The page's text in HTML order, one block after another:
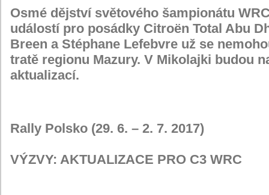
Osmé dějství světového šampionátu
událostí pro posádky Citroën Total Abu
Breen a Stéphane Lefebvre už se
tratě regionu Mazury. V Mikolajki budou
aktualizací.
Rally Polsko (29. 6. – 2. 7. 2017)
VÝZVY: AKTUALIZACE PRO C3 WRC